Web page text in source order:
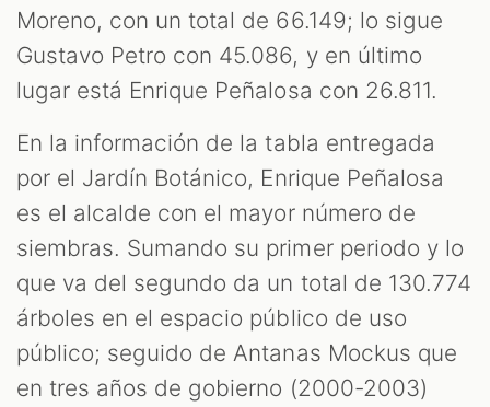
Moreno, con un total de 66.149; lo sigue
Gustavo Petro con 45.086, y en último
lugar está Enrique Peñalosa con 26.811.
En la información de la tabla entregada
por el Jardín Botánico, Enrique Peñalosa
es el alcalde con el mayor número de
siembras. Sumando su primer periodo y lo
que va del segundo da un total de 130.774
árboles en el espacio público de uso
público; seguido de Antanas Mockus que
en tres años de gobierno (2000-2003)